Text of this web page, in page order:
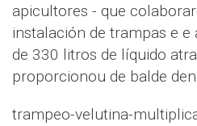
apicultores - que
instalación de trampas e
de 330 litros de líquido
proporcionou de balde
trampeo-velutina-